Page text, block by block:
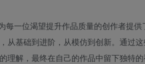
每一位渴望提升作品质量的创作者提
从基础到进阶，从模仿到创新。通过
理解，最终在自己的作品中留下独特